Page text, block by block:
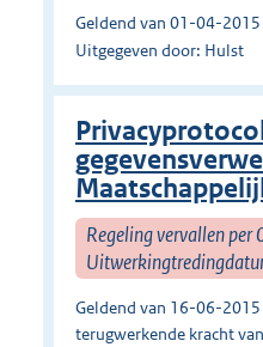
Geldend van 01-04-
Uitgegeven door: Hulst
Regeling vervallen
Geldend van 16-06-
terugwerkende kracht